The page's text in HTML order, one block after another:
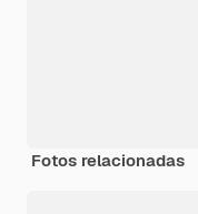
Fotos relacionadas